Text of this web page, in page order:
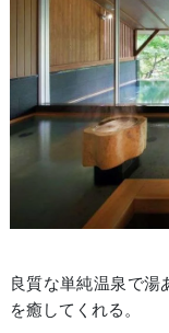
良質な単純温泉で湯
を癒してくれる。